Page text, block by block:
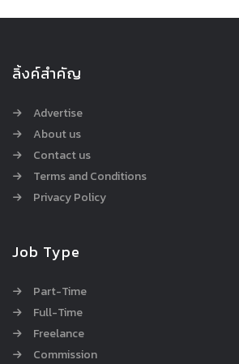
ลิ้งค์สำคัญ
Advertise
About us
Contact us
Terms and Conditions
Privacy Policy
Job Type
Part-Time
Full-Time
Freelance
Commission